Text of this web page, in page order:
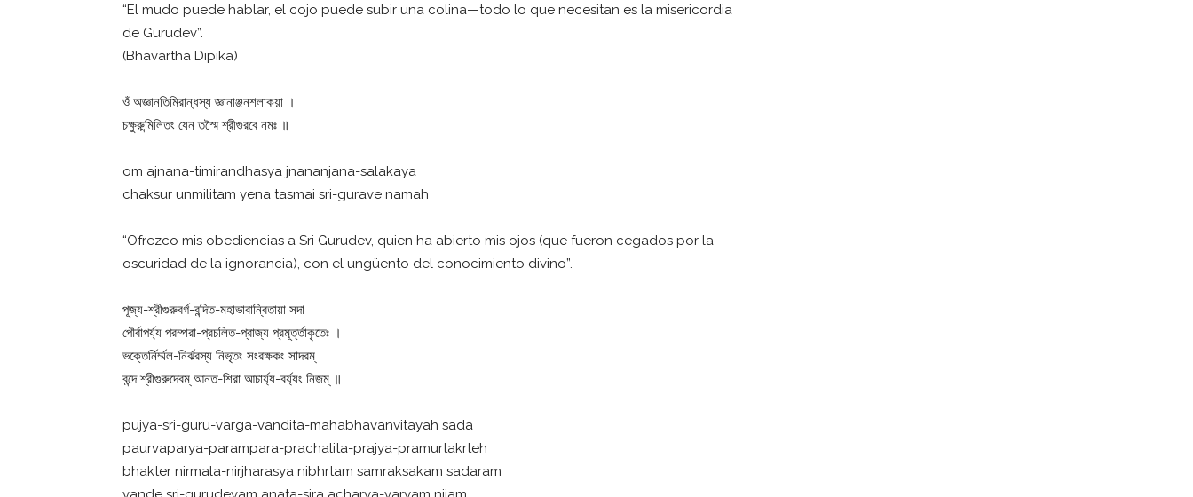
“El mudo puede hablar, el cojo puede subir una colina—todo lo que necesitan es la misericordia
de Gurudev”.
(Bhavartha Dipika)
ওঁ অজ্ঞানতিমিরান্ধস্য জ্ঞানাঞ্জনশলাকয়া ।
চক্ষুরুন্মিলিতং যেন তস্মৈ শ্রীগুরবে নমঃ ॥
om ajnana-timirandhasya jnananjana-salakaya
chaksur unmilitam yena tasmai sri-gurave namah
“Ofrezco mis obediencias a Sri Gurudev, quien ha abierto mis ojos (que fueron cegados por la
oscuridad de la ignorancia), con el ungüento del conocimiento divino”.
পূজ্য-শ্রীগুরুবর্গ-বন্দিত-মহাভাবান্বিতায়া সদা
পৌর্বাপর্য্য পরম্পরা-প্রচলিত-প্রাজ্য প্রমূর্ত্তাকৃতেঃ ।
ভক্তের্নির্ম্মল-নির্ঝরস্য নিভৃতং সংরক্ষকং সাদরম্
বন্দে শ্রীগুরুদেবম্ আনত-শিরা আচার্য্য-বর্য্যং নিজম্ ॥
pujya-sri-guru-varga-vandita-mahabhavanvitayah sada
paurvaparya-parampara-prachalita-prajya-pramurtakrteh
bhakter nirmala-nirjharasya nibhrtam samraksakam sadaram